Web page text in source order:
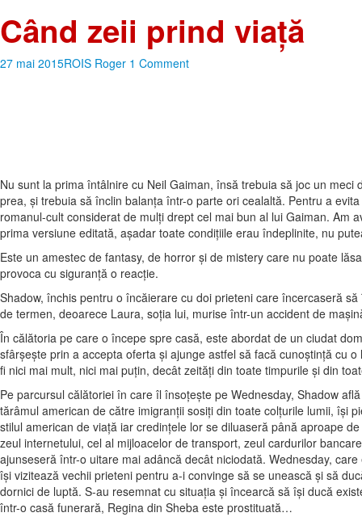
Când zeii prind viaţă
27 mai 2015ROIS Roger 1 Comment
Nu sunt la prima întâlnire cu Neil Gaiman, însă trebuia să joc un
prea, şi trebuia să înclin balanţa într-o parte ori cealaltă. Pentru a
romanul-cult considerat de mulţi drept cel mai bun al lui Gaiman. Am
prima versiune editată, aşadar toate condiţiile erau îndeplinite, nu
Este un amestec de fantasy, de horror şi de mistery care nu poate
provoca cu siguranţă o reacţie.
Shadow, închis pentru o încăierare cu doi prieteni care încercaseră
de termen, deoarece Laura, soţia lui, murise într-un accident de
În călătoria pe care o începe spre casă, este abordat de un ciudat
sfârșeşte prin a accepta oferta şi ajunge astfel să facă cunoştinţă cu
fi nici mai mult, nici mai puţin, decât zeităţi din toate timpurile şi din
Pe parcursul călătoriei în care îl însoţeşte pe Wednesday, Shadow
tărâmul american de către imigranţii sosiţi din toate colţurile lumii, îşi
stilul american de viaţă iar credinţele lor se diluaseră până aproape
zeul internetului, cel al mijloacelor de transport, zeul cardurilor
ajunseseră într-o uitare mai adâncă decât niciodată. Wednesday,
îşi vizitează vechii prieteni pentru a-i convinge să se unească şi să
dornici de luptă. S-au resemnat cu situaţia şi încearcă să îşi ducă
într-o casă funerară, Regina din Sheba este prostituată…